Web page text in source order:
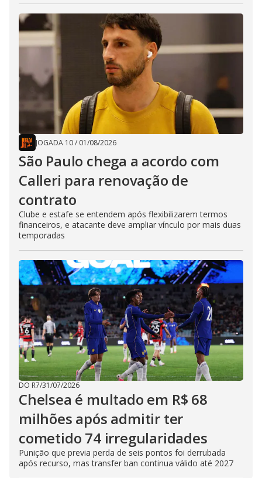
JOGADA 10/ 01/08/2026
São Paulo chega a acordo com
Calleri para renovação de
contrato
Clube e estafe se entendem após flexibilizarem termos
financeiros, e atacante deve ampliar vínculo por mais duas
temporadas
DO R7/31/07/2026
Chelsea é multado em R$ 68
milhões após admitir ter
cometido 74 irregularidades
Punição que previa perda de seis pontos foi derrubada
após recurso, mas transfer ban continua válido até 2027